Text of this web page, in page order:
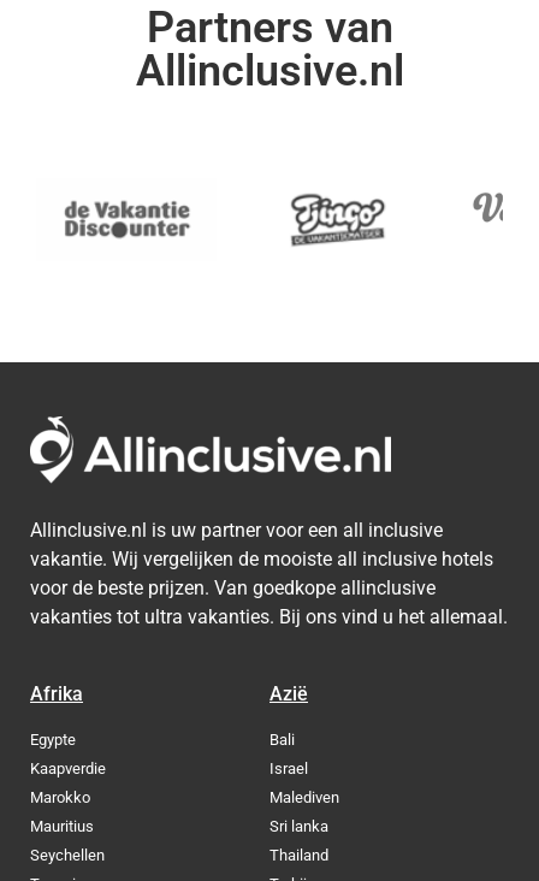
Partners van
Allinclusive.nl
Allinclusive.nl is uw partner voor een all inclusive
vakantie. Wij vergelijken de mooiste all inclusive hotels
voor de beste prijzen. Van goedkope allinclusive
vakanties tot ultra vakanties. Bij ons vind u het allemaal.
Afrika
Egypte
Kaapverdie
Marokko
Mauritius
Seychellen
Azië
Bali
Israel
Malediven
Sri lanka
Thailand